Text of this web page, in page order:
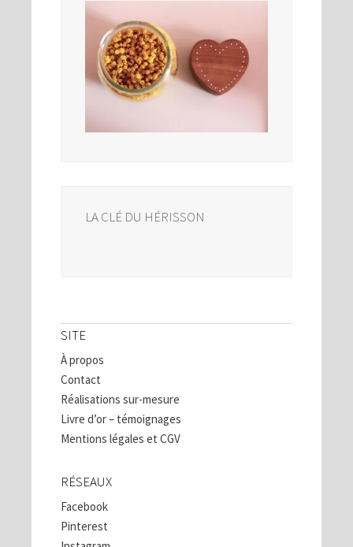
LA CLÉ DU HÉRISSON
SITE
À propos
Contact
Réalisations sur-mesure
Livre d’or – témoignages
Mentions légales et CGV
RÉSEAUX
Facebook
Pinterest